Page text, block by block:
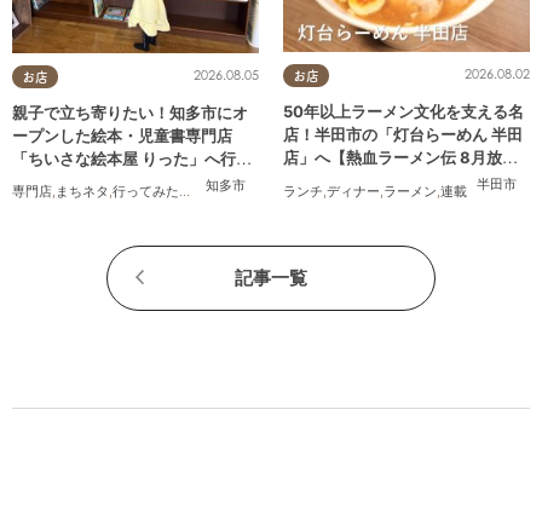
お店
知多市
2026.08.05
親子で立ち寄りたい！知多市にオ
ープンした絵本・児童書専門店
「ちいさな絵本屋 りった」へ行っ
てみた
専門店, まちネタ ,行ってみたレポ ,親子,家族 おひとりさま
お店
半田市
2026.08.02
50年以上ラーメン文化を支える名
店！半田市の「灯台らーめん 半田
店」へ【熱血ラーメン伝 8月放
ランチ ディナー ラーメン 連載
記事一覧